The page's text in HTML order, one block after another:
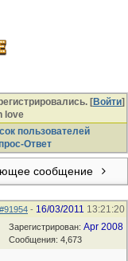
[Войти]
love
пользователей
Ответ
сообщение
#91954 - 16/03/2011 13:21:20
Зарегистрирован: Apr 2008
Сообщения: 4,673